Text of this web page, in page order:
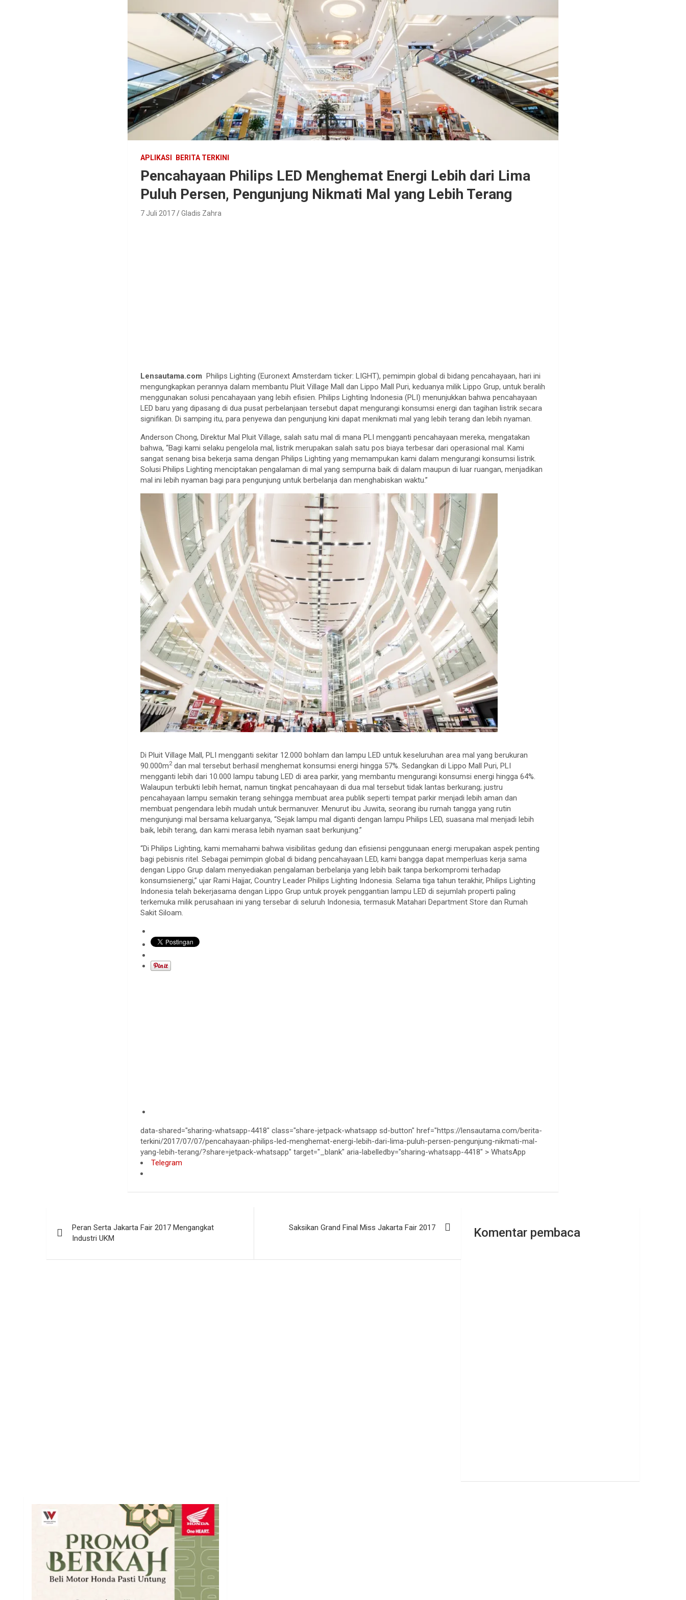
APLIKASI BERITA TERKINI
Pencahayaan Philips LED Menghemat Energi Lebih dari Lima
Puluh Persen, Pengunjung Nikmati Mal yang Lebih Terang
7 Juli 2017 Gladis Zahra
Lensautama.comPhilips Lighting (Euronext Amsterdam ticker: LIGHT), pemimpin global di bidang pencahayaan, hari ini
mengungkapkan perannya dalam membantu Pluit Village Mall dan Lippo Mall Puri, keduanya milik Lippo Grup, untuk beralih
menggunakan solusi pencahayaan yang lebih efisien. Philips Lighting Indonesia (PLI) menunjukkan bahwa pencahayaan
LED baru yang dipasang di dua pusat perbelanjaan tersebut dapat mengurangi konsumsi energi dan tagihan listrik secara
signifikan. Di samping itu, para penyewa dan pengunjung kini dapat menikmati mal yang lebih terang dan lebih nyaman.
Anderson Chong, Direktur Mal Pluit Village, salah satu mal di mana PLI mengganti pencahayaan mereka, mengatakan
bahwa, “Bagi kami selaku pengelola mal, listrik merupakan salah satu pos biaya terbesar dari operasional mal. Kami
sangat senang bisa bekerja sama dengan Philips Lighting yang memampukan kami dalam mengurangi konsumsi listrik.
Solusi Philips Lighting menciptakan pengalaman di mal yang sempurna baik di dalam maupun di luar ruangan, menjadikan
mal ini lebih nyaman bagi para pengunjung untuk berbelanja dan menghabiskan waktu.”
Di Pluit Village Mall, PLI mengganti sekitar 12.000 bohlam dan lampu LED untuk keseluruhan area mal yang berukuran
90.000m2dan mal tersebut berhasil menghemat konsumsi energi hingga 57%. Sedangkan di Lippo Mall Puri, PLI
mengganti lebih dari 10.000 lampu tabung LED di area parkir, yang membantu mengurangi konsumsi energi hingga 64%.
Walaupun terbukti lebih hemat, namun tingkat pencahayaan di dua mal tersebut tidak lantas berkurang; justru
pencahayaan lampu semakin terang sehingga membuat area publik seperti tempat parkir menjadi lebih aman dan
membuat pengendara lebih mudah untuk bermanuver. Menurut ibu Juwita, seorang ibu rumah tangga yang rutin
mengunjungi mal bersama keluarganya, “Sejak lampu mal diganti dengan lampu Philips LED, suasana mal menjadi lebih
baik, lebih terang, dan kami merasa lebih nyaman saat berkunjung.”
“Di Philips Lighting, kami memahami bahwa visibilitas gedung dan efisiensi penggunaan energi merupakan aspek penting
bagi pebisnis ritel. Sebagai pemimpin global di bidang pencahayaan LED, kami bangga dapat memperluas kerja sama
dengan Lippo Grup dalam menyediakan pengalaman berbelanja yang lebih baik tanpa berkompromi terhadap
konsumsienergi,” ujar Rami Hajjar, Country Leader Philips Lighting Indonesia. Selama tiga tahun terakhir, Philips Lighting
Indonesia telah bekerjasama dengan Lippo Grup untuk proyek penggantian lampu LED di sejumlah properti paling
terkemuka milik perusahaan ini yang tersebar di seluruh Indonesia, termasuk Matahari Department Store dan Rumah
Sakit Siloam.
data-shared="sharing-whatsapp-4418" class="share-jetpack-whatsapp sd-button" href="https://lensautama.com/berita-
terkini/2017/07/07/pencahayaan-philips-led-menghemat-energi-lebih-dari-lima-puluh-persen-pengunjung-nikmati-mal-
yang-lebih-terang/?share=jetpack-whatsapp" target="_blank" aria-labelledby="sharing-whatsapp-4418" >WhatsApp
Telegram
pos
Peran Serta Jakarta Fair 2017 Mengangkat
Industri UKM
Saksikan Grand Final Miss Jakarta Fair 2017 Komentar pembaca